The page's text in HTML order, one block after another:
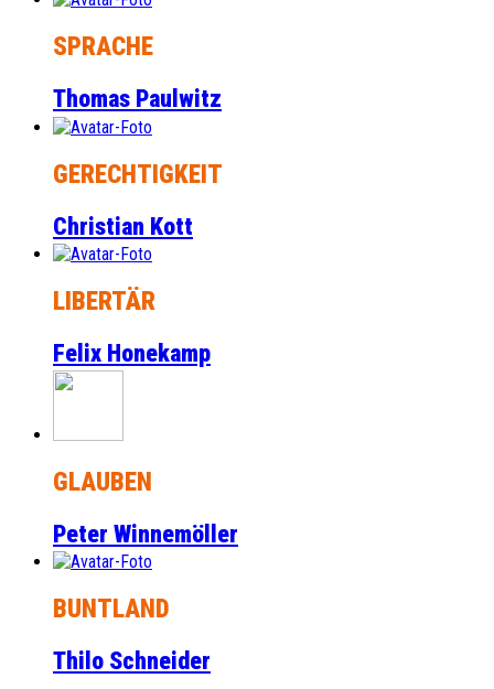
SPRACHE
Thomas Paulwitz
GERECHTIGKEIT
Christian Kott
LIBERTÄR
Felix Honekamp
GLAUBEN
Peter Winnemöller
BUNTLAND
Thilo Schneider